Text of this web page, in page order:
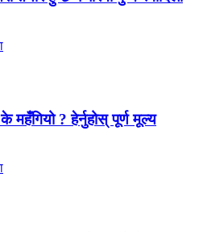
महँगियो ? हेर्नुहोस् पूर्ण मूल्य